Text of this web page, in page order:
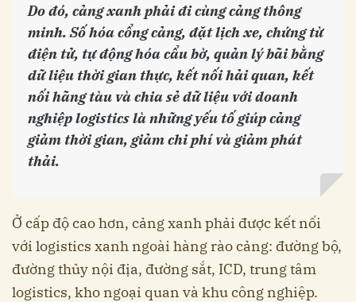
Do đó, cảng xanh phải đi cùng cảng thông
minh. Số hóa cổng cảng, đặt lịch xe, chứng từ
điện tử, tự động hóa cẩu bờ, quản lý bãi bằng
dữ liệu thời gian thực, kết nối hải quan, kết
nối hãng tàu và chia sẻ dữ liệu với doanh
nghiệp logistics là những yếu tố giúp cảng
giảm thời gian, giảm chi phí và giảm phát
thải.
Ở cấp độ cao hơn, cảng xanh phải được kết nối
với logistics xanh ngoài hàng rào cảng: đường bộ,
đường thủy nội địa, đường sắt, ICD, trung tâm
logistics, kho ngoại quan và khu công nghiệp.